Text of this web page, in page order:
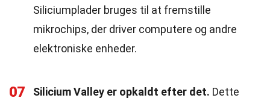
Siliciumplader bruges til at fremstille
mikrochips, der driver computere og andre
elektroniske enheder.
07 Silicium Valley er opkaldt efter det. Dette